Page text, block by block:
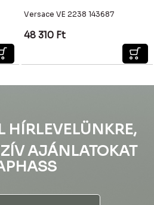
Versace VE 2238 143687
48 310 Ft
HÍRLEVELÜNKRE,
AJÁNLATOKAT